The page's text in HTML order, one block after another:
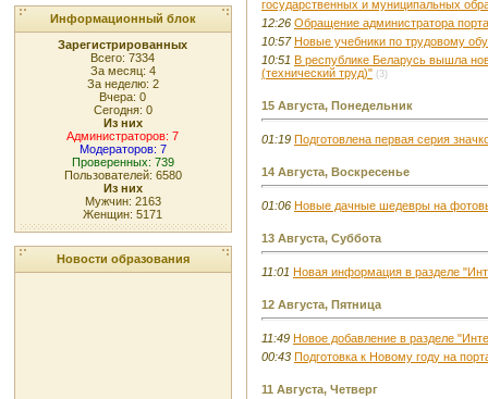
Информационный блок
Зарегистрированных
Всего: 7334
За месяц: 4
За неделю: 2
Вчера: 0
Сегодня: 0
Из них
Администраторов: 7
Модераторов: 7
Проверенных: 739
Пользователей: 6580
Из них
Мужчин: 2163
Женщин: 5171
Новости образования
государственных и муниципальных
12:26 Обращение администратора
10:57 Новые учебники по трудовому
10:51 В республике Беларусь вышла
(технический труд)" (3)
15 Августа, Понедельник
01:19 Подготовлена первая серия
14 Августа, Воскресенье
01:06 Новые дачные шедевры на
13 Августа, Суббота
11:01 Новая информация в разделе
12 Августа, Пятница
11:49 Новое добавление в разделе
00:43 Подготовка к Новому году на
11 Августа, Четверг